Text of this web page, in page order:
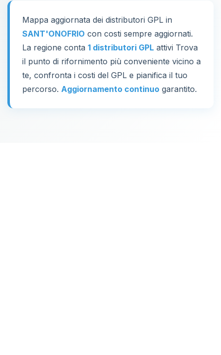
Mappa aggiornata dei distributori GPL in
SANT'ONOFRIO con costi sempre aggiornati.
La regione conta 1 distributori GPL attivi Trova
il punto di rifornimento più conveniente vicino a
te, confronta i costi del GPL e pianifica il tuo
percorso. Aggiornamento continuo garantito.